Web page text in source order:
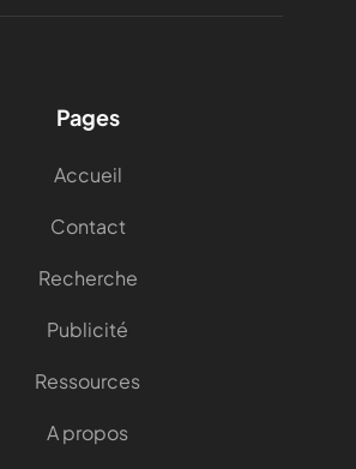
Pages
Accueil
Contact
Recherche
Publicité
Ressources
A propos